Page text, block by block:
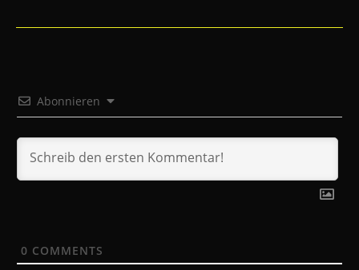
Abonnieren
0 COMMENTS